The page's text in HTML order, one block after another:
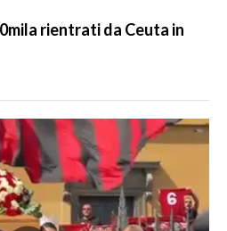
rientrati da Ceuta in